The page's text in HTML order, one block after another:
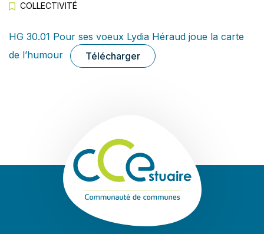
COLLECTIVITÉ
HG 30.01 Pour ses voeux Lydia Héraud joue la carte
de l’humour
Télécharger